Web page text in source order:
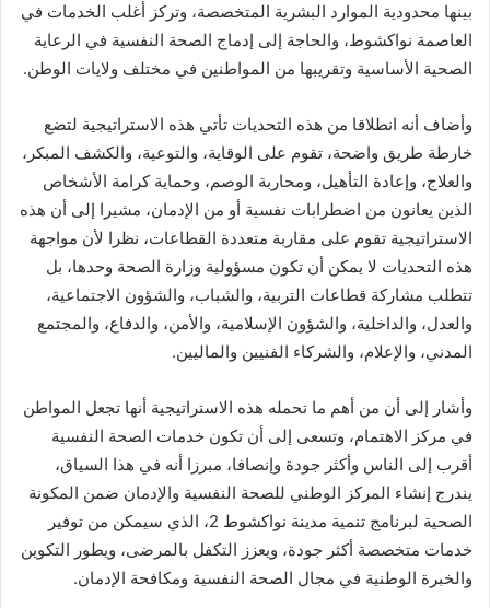
بينها محدودية الموارد البشرية المتخصصة، وتركز أغلب الخدمات في
العاصمة نواكشوط، والحاجة إلى إدماج الصحة النفسية في الرعاية
الصحية الأساسية وتقريبها من المواطنين في مختلف ولايات الوطن.
وأضاف أنه انطلاقا من هذه التحديات تأتي هذه الاستراتيجية لتضع
خارطة طريق واضحة، تقوم على الوقاية، والتوعية، والكشف المبكر،
والعلاج، وإعادة التأهيل، ومحاربة الوصم، وحماية كرامة الأشخاص
الذين يعانون من اضطرابات نفسية أو من الإدمان، مشيرا إلى أن هذه
الاستراتيجية تقوم على مقاربة متعددة القطاعات، نظرا لأن مواجهة
هذه التحديات لا يمكن أن تكون مسؤولية وزارة الصحة وحدها، بل
تتطلب مشاركة قطاعات التربية، والشباب، والشؤون الاجتماعية،
والعدل، والداخلية، والشؤون الإسلامية، والأمن، والدفاع، والمجتمع
المدني، والإعلام، والشركاء الفنيين والماليين.
وأشار إلى أن من أهم ما تحمله هذه الاستراتيجية أنها تجعل المواطن
في مركز الاهتمام، وتسعى إلى أن تكون خدمات الصحة النفسية
أقرب إلى الناس وأكثر جودة وإنصافا، مبرزا أنه في هذا السياق،
يندرج إنشاء المركز الوطني للصحة النفسية والإدمان ضمن المكونة
الصحية لبرنامج تنمية مدينة نواكشوط 2، الذي سيمكن من توفير
خدمات متخصصة أكثر جودة، ويعزز التكفل بالمرضى، ويطور التكوين
والخبرة الوطنية في مجال الصحة النفسية ومكافحة الإدمان.